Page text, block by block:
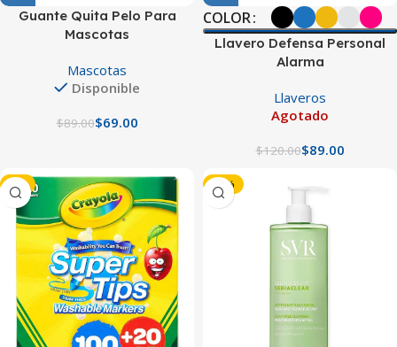
Guante Quita Pelo Para
Mascotas
Mascotas
Disponible
$89.00$69.00
COLOR
Llavero Defensa Personal
Alarma
Llaveros
Agotado
$120.00$89.00
-6% -15%